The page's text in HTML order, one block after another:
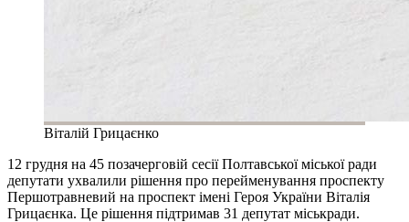
Віталій Грицаєнко
12 грудня на 45 позачерговій сесії Полтавської міської ради
депутати ухвалили рішення про перейменування проспекту
Першотравневий на проспект імені Героя України Віталія
Грицаєнка. Це рішення підтримав 31 депутат міськради.